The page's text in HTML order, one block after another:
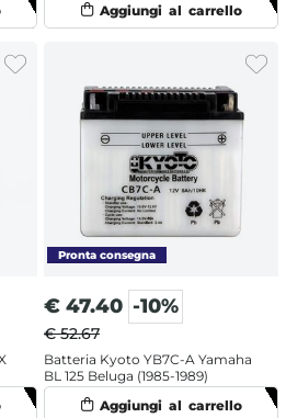
€ 47.40 -10%
€ 52.67
Batteria Kyoto YB7C-A Yamaha
BL 125 Beluga (1985-1989)